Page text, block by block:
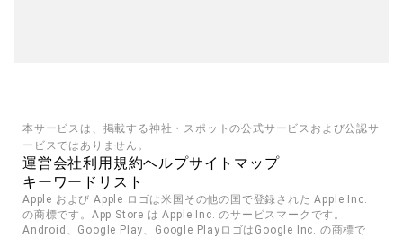
本サービスは、掲載する神社・スポットの公式サービスおよび公認サ
ービスではありません。
運営会社利用規約ヘルプサイトマップ
キーワードリスト
Apple および Apple ロゴは米国その他の国で登録された Apple Inc.
の商標です。App Store は Apple Inc. のサービスマークです。
Android、Google Play、Google PlayロゴはGoogle Inc. の商標で